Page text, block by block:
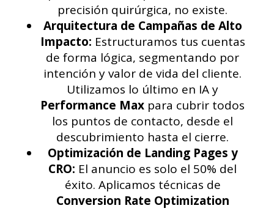
precisión quirúrgica, no existe.
Arquitectura de Campañas de Alto
Impacto: Estructuramos tus cuentas
de forma lógica, segmentando por
intención y valor de vida del cliente.
Utilizamos lo último en IA y
Performance Max para cubrir todos
los puntos de contacto, desde el
descubrimiento hasta el cierre.
Optimización de Landing Pages y
CRO: El anuncio es solo el 50% del
éxito. Aplicamos técnicas de
Conversion Rate Optimization